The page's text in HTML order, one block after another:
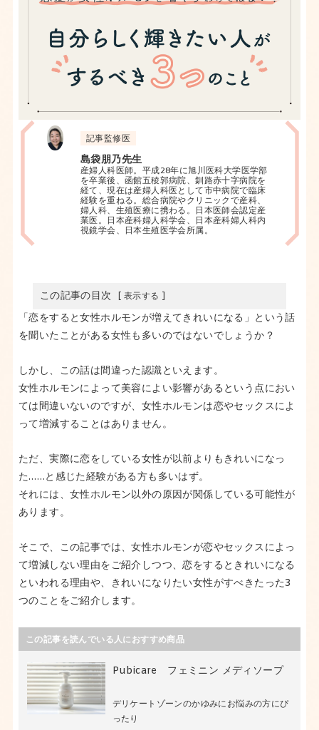
記事監修医
島袋朋乃先生
産婦人科医師。平成28年に旭川医科大学医学部
を卒業後、函館五稜郭病院、釧路赤十字病院を
経て、現在は産婦人科医として市中病院で臨床
経験を重ねる。総合病院やクリニックで産科、
婦人科、生殖医療に携わる。日本医師会認定産
業医。日本産科婦人科学会、日本産科婦人科内
視鏡学会、日本生殖医学会所属。
この記事の目次
はない
恋愛の有無で「オス化する」「フェロモンが出る」
もウソ
女性ホルモンの本来の働きは「女性が健康でいるこ
と」
自分らしく輝ける女性を目指そう
「恋をすると女性ホルモンが増えてきれいになる」という話
を聞いたことがある女性も多いのではないでしょうか？
しかし、この話は間違った認識といえます。
女性ホルモンによって美容によい影響があるという点におい
ては間違いないのですが、女性ホルモンは恋やセックスによ
って増減することはありません。
ただ、実際に恋をしている女性が以前よりもきれいになっ
た……と感じた経験がある方も多いはず。
それには、女性ホルモン以外の原因が関係している可能性が
あります。
そこで、この記事では、女性ホルモンが恋やセックスによっ
て増減しない理由をご紹介しつつ、恋をするときれいになる
といわれる理由や、きれいになりたい女性がすべきたった3
つのことをご紹介します。
この記事を読んでいる人におすすめ商品
Pubicare フェミニン メディソープ
デリケートゾーンのかゆみにお悩みの方にぴ
ったり